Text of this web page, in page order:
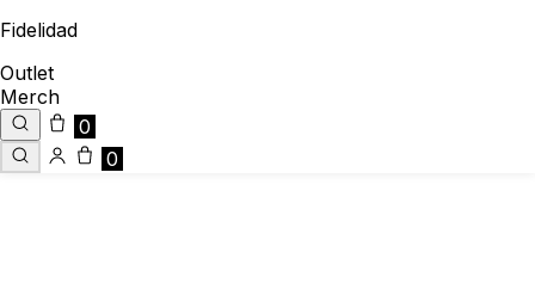
Fidelidad
Outlet
Merch
0
0